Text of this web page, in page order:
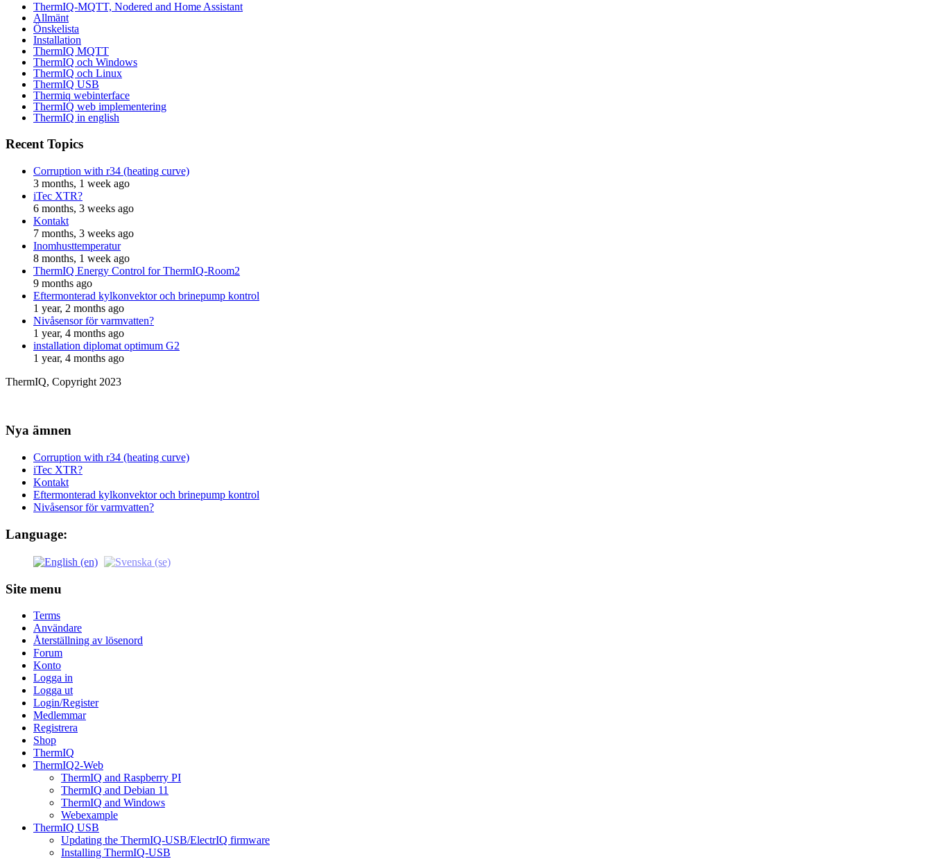
ThermIQ-MQTT, Nodered and Home Assistant
Allmänt
Önskelista
Installation
ThermIQ MQTT
ThermIQ och Windows
ThermIQ och Linux
ThermIQ USB
Thermiq webinterface
ThermIQ web implementering
ThermIQ in english
Recent Topics
Corruption with r34 (heating curve)
3 months, 1 week ago
iTec XTR?
6 months, 3 weeks ago
Kontakt
7 months, 3 weeks ago
Inomhusttemperatur
8 months, 1 week ago
ThermIQ Energy Control for ThermIQ-Room2
9 months ago
Eftermonterad kylkonvektor och brinepump kontrol
1 year, 2 months ago
Nivåsensor för varmvatten?
1 year, 4 months ago
installation diplomat optimum G2
1 year, 4 months ago
ThermIQ, Copyright 2023
Nya ämnen
Corruption with r34 (heating curve)
iTec XTR?
Kontakt
Eftermonterad kylkonvektor och brinepump kontrol
Nivåsensor för varmvatten?
Language:
Site menu
Terms
Användare
Återställning av lösenord
Forum
Konto
Logga in
Logga ut
Login/Register
Medlemmar
Registrera
Shop
ThermIQ
ThermIQ2-Web
ThermIQ and Raspberry PI
ThermIQ and Debian 11
ThermIQ and Windows
Webexample
ThermIQ USB
Updating the ThermIQ-USB/ElectrIQ firmware
Installing ThermIQ-USB